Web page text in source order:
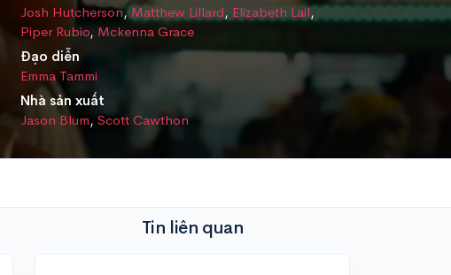
Josh Hutcherson,Matthew Lillard, Elizabeth Lail,
Piper Rubio, Mckenna Grace
Đạo diễn
Emma Tammi
Nhà sản xuất
Jason Blum,Scott Cawthon
Tin liên quan